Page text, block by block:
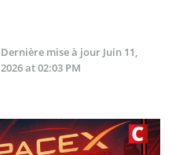
Dernière mise à jour Juin 11,
2026 at 02:03 PM